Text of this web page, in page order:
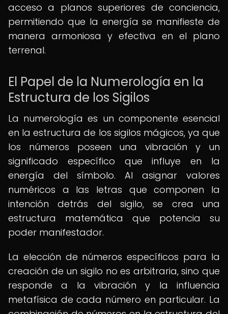
acceso a planos superiores de conciencia,
permitiendo que la energía se manifieste de
manera armoniosa y efectiva en el plano
terrenal.
El Papel de la Numerología en la
Estructura de los Sigilos
La numerología es un componente esencial
en la estructura de los sigilos mágicos, ya que
los números poseen una vibración y un
significado específico que influye en la
energía del símbolo. Al asignar valores
numéricos a las letras que componen la
intención detrás del sigilo, se crea una
estructura matemática que potencia su
poder manifestador.
La elección de números específicos para la
creación de un sigilo no es arbitraria, sino que
responde a la vibración y la influencia
metafísica de cada número en particular. La